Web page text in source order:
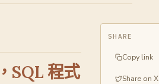
SQL 程式
SHARE
Copy link
Share on X